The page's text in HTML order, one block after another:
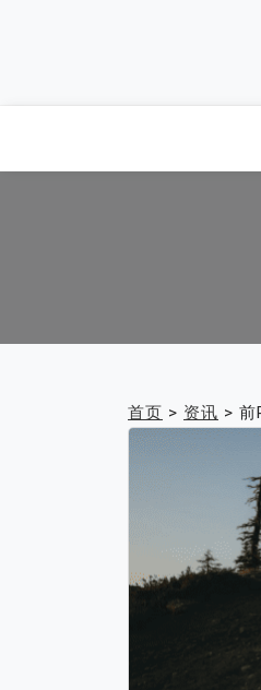
首页 > 资讯 > 前